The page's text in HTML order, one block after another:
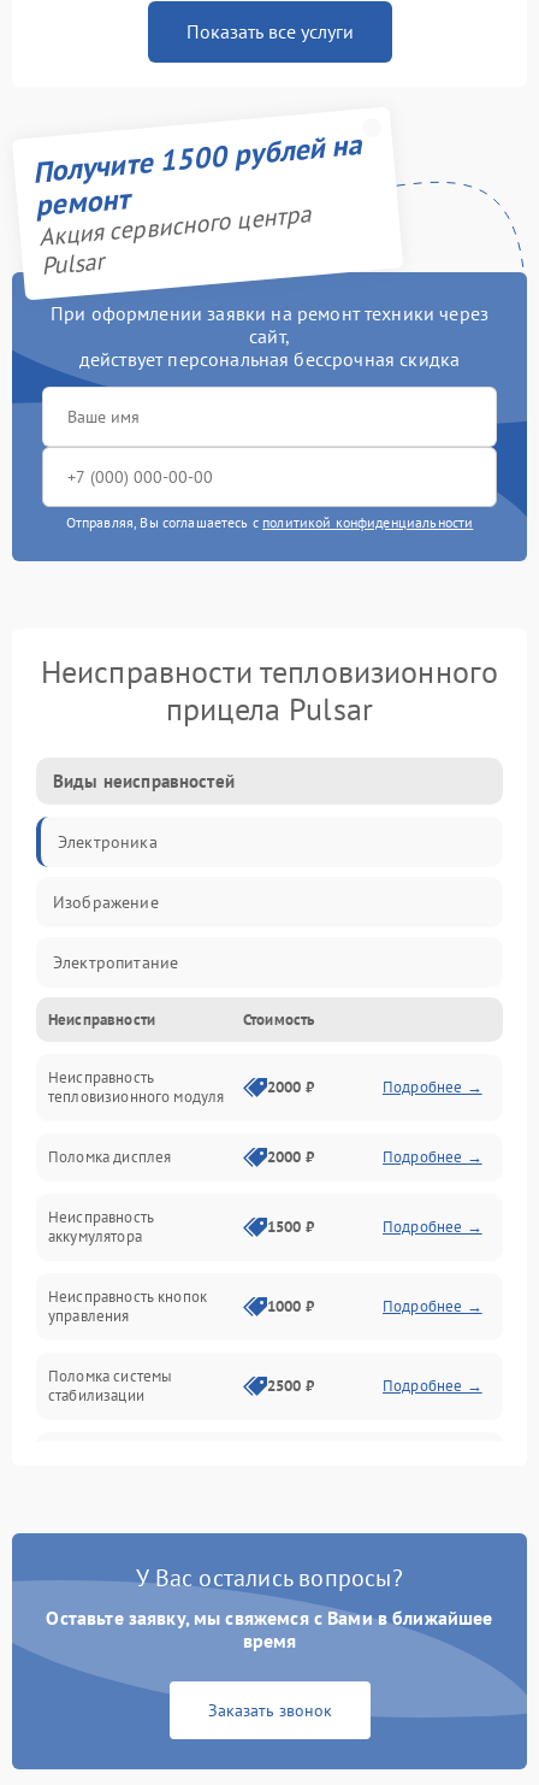
Показать все услуги
Получите 1500 рублей на
ремонт
Акция сервисного центра
Pulsar
При оформлении заявки на ремонт техники через
сайт,
действует персональная бессрочная скидка
Отправляя, Вы соглашаетесь с политикой конфиденциальности
Неисправности тепловизионного
прицела Pulsar
Виды неисправностей
Электроника
Изображение
Электропитание
Измерения
Матрица
Неисправности Стоимость
Неисправность
тепловизионного модуля
2000 ₽ Подробнее →
Поломка дисплея 2000 ₽ Подробнее →
Неисправность
аккумулятора
1500 ₽ Подробнее →
Неисправность кнопок
управления
1000 ₽ Подробнее →
Поломка системы
стабилизации
2500 ₽ Подробнее →
Неисправность системы
Поломка системы GPS 2000 ₽ Подробнее →
Повреждение системы
защиты от перегрузок
1500 ₽
автоматического
1500 ₽ Подробнее →
У Вас остались вопросы?
Оставьте заявку, мы свяжемся с Вами в ближайшее
время
Заказать звонок